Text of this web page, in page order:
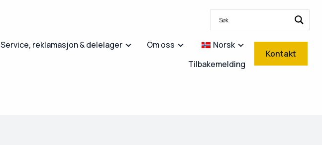
Service, reklamasjon & delelager Om oss
Norsk
Tilbakemelding
Kontakt